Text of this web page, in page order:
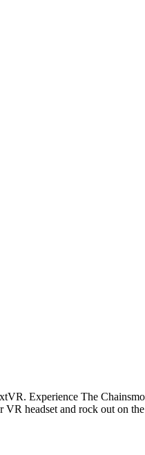
Experience The
VR headset and rock out on